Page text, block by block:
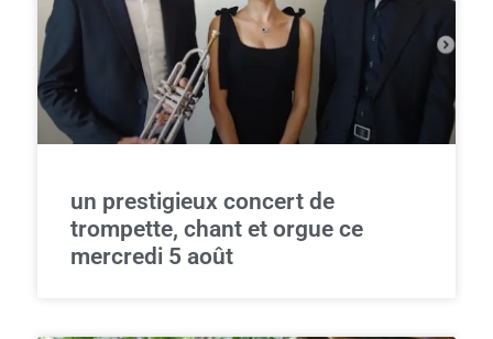
un prestigieux concert de
trompette, chant et orgue ce
mercredi 5 août